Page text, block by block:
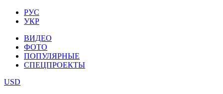
РУС
УКР
ВИДЕО
ФОТО
ПОПУЛЯРНЫЕ
СПЕЦПРОЕКТЫ
USD